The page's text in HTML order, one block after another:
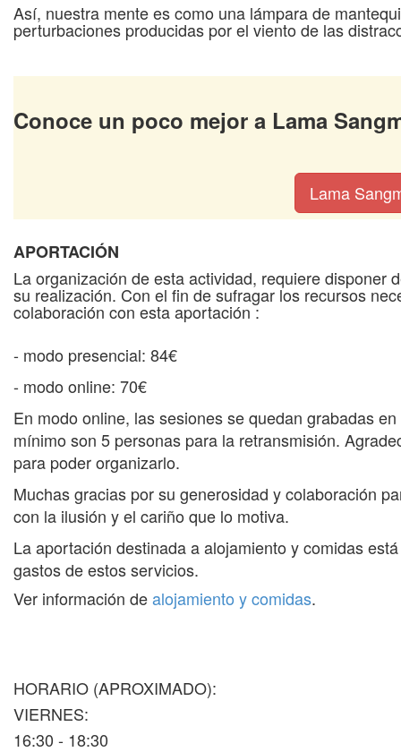
Así, nuestra mente es como una lámpara de
perturbaciones producidas por el viento de las
Conoce un poco mejor a Lama
Lama
APORTACIÓN
La organización de esta actividad, requiere disponer
su realización. Con el fin de sufragar los recursos
colaboración con esta aportación :
- modo presencial: 84€
- modo online: 70€
En modo online, las sesiones se quedan grabadas
mínimo son 5 personas para la retransmisión.
para poder organizarlo.
Muchas gracias por su generosidad y colaboración
con la ilusión y el cariño que lo motiva.
La aportación destinada a alojamiento y comidas
gastos de estos servicios.
Ver información dealojamiento y comidas.
HORARIO (APROXIMADO):
VIERNES:
16:30 - 18:30